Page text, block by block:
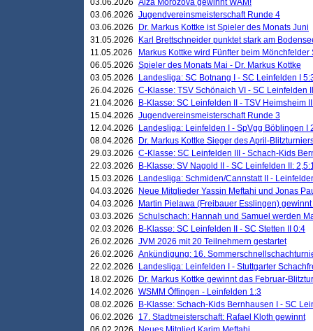
03.06.2026 Aiza Morozova gewinnt WAM!
03.06.2026 Jugendvereinsmeisterschaft Runde 4
03.06.2026
Dr. Markus Kottke ist Spieler des Monats Juni
31.05.2026
Karl Brettschneider punktet stark am
11.05.2026
Markus Kottke wird Fünfter beim
06.05.2026 Spieler des Monats Mai - Dr. Markus Kottke
03.05.2026
Landesliga: SC Botnang I - SC Leinfelden I
26.04.2026 C-Klasse: TSV Schönaich VI - SC Leinfelden
21.04.2026
B-Klasse: SC Leinfelden II - TSV Heimsheim
15.04.2026 Jugendvereinsmeisterschaft Runde 3
12.04.2026
Landesliga: Leinfelden I - SpVgg Böblingen I
08.04.2026
Dr. Markus Kottke Sieger des April-
29.03.2026 C-Klasse: SC Leinfelden III - Schach-Kids
22.03.2026
B-Klasse: SV Nagold II - SC Leinfelden II:
15.03.2026
Landesliga: Schmiden/Cannstatt II -
04.03.2026
Neue Mitglieder Yassin Meftahi und Jonas
04.03.2026
Martin Pielawa (Freibauer Esslingen)
03.03.2026 Schulschach: Hannah und Samuel werden
02.03.2026
B-Klasse: SC Leinfelden II - SC Stetten II 0:4
26.02.2026 JVM 2026 mit 20 Teilnehmern gestartet
26.02.2026 Ankündigung: 16.
22.02.2026
Landesliga: Leinfelden I - Stuttgarter
18.02.2026
Dr. Markus Kottke gewinnt das Februar-
14.02.2026 WSMM Öffingen - Leinfelden 1:3
08.02.2026
B-Klasse: Schach-Kids Bernhausen I - SC
06.02.2026
17. Stadtmeisterschaft: Rafael Kloth gewinnt